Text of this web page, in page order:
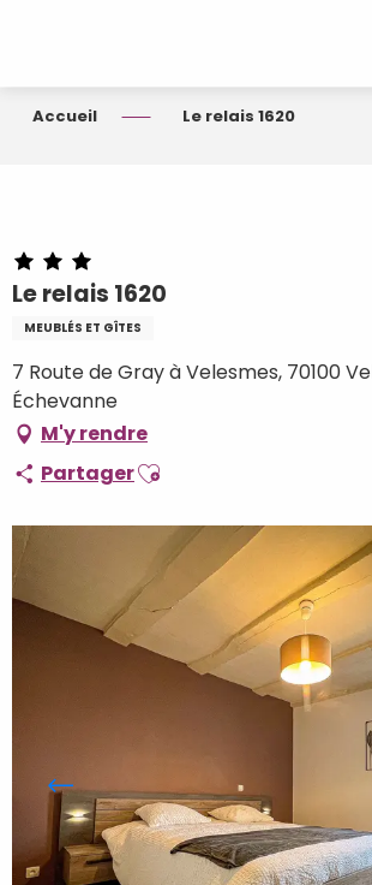
Accueil Le relais 1620
Le relais 1620
MEUBLÉS ET GÎTES
7 Route de Gray à Velesmes, 70100
Échevanne
M'y rendre
PartagerAjouter aux favoris